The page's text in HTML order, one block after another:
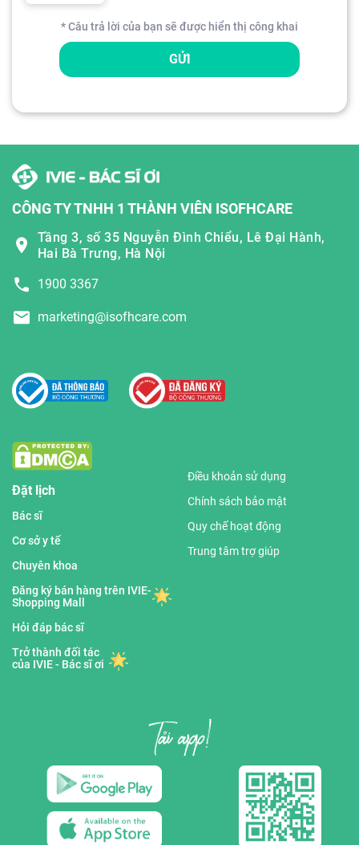
* Câu trả lời của bạn sẽ được hiển thị công khai
GỬI
CÔNG TY TNHH 1 THÀNH VIÊN ISOFHCARE
Tầng 3, số 35 Nguyễn Đình Chiểu, Lê Đại Hành,
Hai Bà Trưng, Hà Nội
1900 3367
marketing@isofhcare.com
Đặt lịch
Bác sĩ
Cơ sở y tế
Chuyên khoa
Đăng ký bán hàng trên IVIE-
Shopping Mall
Hỏi đáp bác sĩ
Trở thành đối tác
của IVIE - Bác sĩ ơi
Điều khoản sử dụng
Chính sách bảo mật
Quy chế hoạt động
Trung tâm trợ giúp